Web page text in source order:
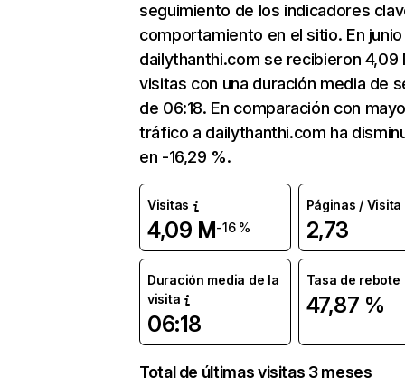
seguimiento de los indicadores
comportamiento en el sitio. En junio
dailythanthi.com se recibieron 4,09
visitas con una duración media de
de 06:18. En comparación con
tráfico a dailythanthi.com ha
en -16,29 %.
Visitas
4,09 M-16 %
Páginas / Visita
2,73
Duración media de la
visita
06:18
Tasa de rebote
47,87 %
Total de últimas visitas 3 meses